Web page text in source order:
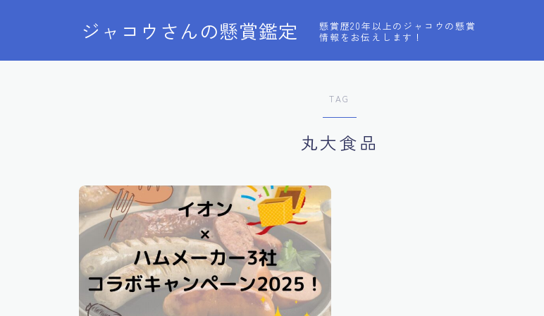
ジャコウさんの懸賞鑑定
懸賞歴20年以上のジャコウの懸賞
情報をお伝えします！
TAG
丸大食品